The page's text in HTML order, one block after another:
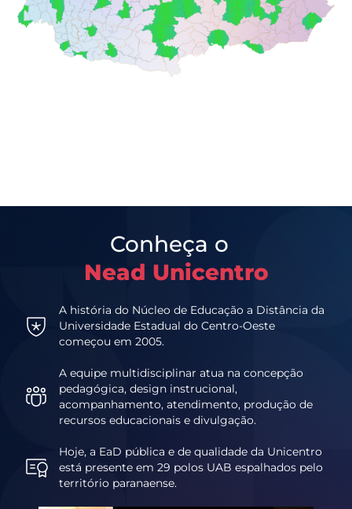
Conheça o
Nead Unicentro
A história do Núcleo de Educação a Distância da
Universidade Estadual do Centro-Oeste
começou em 2005.
A equipe multidisciplinar atua na concepção
pedagógica, design instrucional,
acompanhamento, atendimento, produção de
recursos educacionais e divulgação.
Hoje, a EaD pública e de qualidade da Unicentro
está presente em 29 polos UAB espalhados pelo
território paranaense.